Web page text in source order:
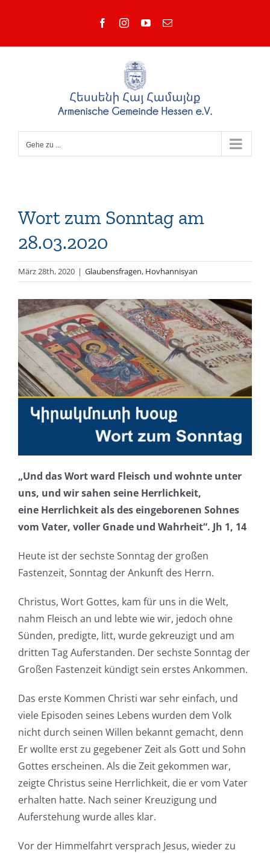
FacebookInstagramYouTube
E-
Gehe zu ...
Wort zum Sonntag am
28.03.2020
März 28th, 2020 | Glaubensfragen, Hovhannisyan
„Und das Wort ward Fleisch und wohnte unter
uns, und wir sahen seine Herrlichkeit,
eine Herrlichkeit als des eingeborenen Sohnes
vom Vater, voller Gnade und Wahrheit“. Jh 1, 14
Heute ist der sechste Sonntag der großen
Fastenzeit, Sonntag der Ankunft des Herrn.
Christus, Wort Gottes, kam für uns in die Welt,
nahm Fleisch an und lebte wie wir, jedoch ohne
Sünden, predigte, litt, wurde gekreuzigt und am
dritten Tag Auferstanden. Der sechste Sonntag der
Großen Fastenzeit kündigt sein erstes Ankommen.
Das erste Kommen Christi war sehr einfach, und
viele Episoden seines Lebens wurden dem Volk
nicht durch seinen Willen bekannt gemacht, denn
Er wollte erst zu gegebener Zeit als Gott und Sohn
Gottes erscheinen. Als die Zeit gekommen war,
zeigte Christus seine Herrlichkeit, die er vom Vater
erhalten hatte. Nach seiner Kreuzigung und
Auferstehung wurde alles klar.
Vor der Himmelfahrt versprach Jesus, wieder zu